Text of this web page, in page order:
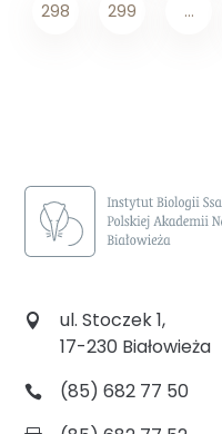
298 299 …
ul. Stoczek 1,
17-230 Białowieża
(85) 682 77 50